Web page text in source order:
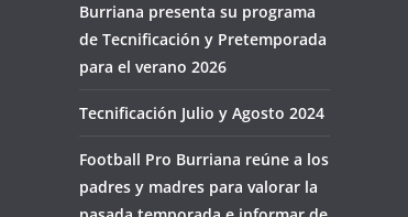
Burriana presenta su programa
de Tecnificación y Pretemporada
para el verano 2026
Tecnificación Julio y Agosto 2024
Football Pro Burriana reúne a los
padres y madres para valorar la